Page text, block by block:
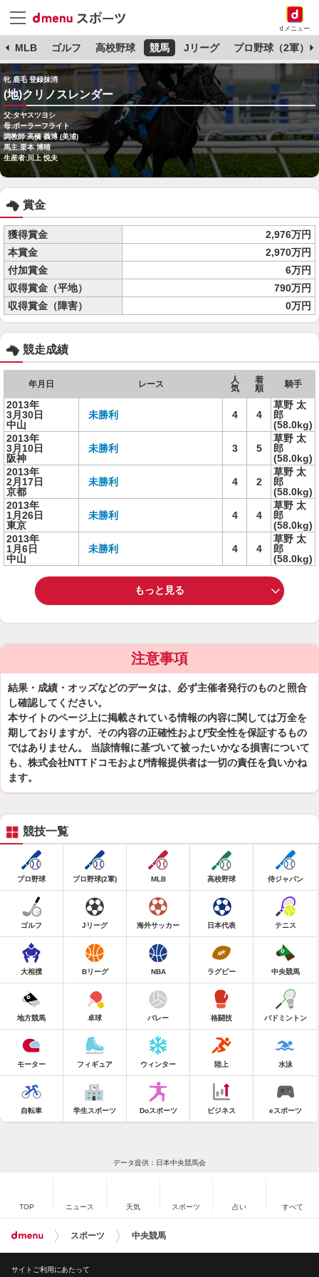
dメニュー
MLB ゴルフ 高校野球 競馬 Jリーグ プロ野球（2軍）
牝 鹿毛 登録抹消
(地)クリノスレンダー
父:タヤスツヨシ
母:ポーラーフライト
調教師:高橋 義博 (美浦)
馬主:栗本 博晴
生産者:川上 悦夫
賞金
獲得賞金
2,976万円
本賞金
2,970万円
付加賞金
6万円
収得賞金（平地）
790万円
収得賞金（障害）
0万円
競走成績
年月日 レース
人
気
着
順
騎手
2013年
3月30日
中山
未勝利 4 4
草野 太
郎
(58.0kg)
2013年
3月10日
阪神
未勝利 3 5
草野 太
郎
(58.0kg)
2013年
2月17日
京都
未勝利 4 2
草野 太
郎
(58.0kg)
2013年
1月26日
東京
未勝利 4 4
草野 太
郎
(58.0kg)
2013年
1月6日
中山
未勝利 4 4
草野 太
郎
(58.0kg)
もっと見る
注意事項
結果・成績・オッズなどのデータは、必ず主催者発行のものと照合
し確認してください。
本サイトのページ上に掲載されている情報の内容に関しては万全を
期しておりますが、その内容の正確性および安全性を保証するもの
ではありません。 当該情報に基づいて被ったいかなる損害について
も、株式会社NTTドコモおよび情報提供者は一切の責任を負いかね
ます。
競技一覧
プロ野球 プロ野球(2軍) MLB 高校野球 侍ジャパン
ゴルフ Jリーグ 海外サッカー 日本代表 テニス
大相撲 Bリーグ NBA ラグビー 中央競馬
地方競馬 卓球 バレー 格闘技 バドミントン
モーター フィギュア ウィンター 陸上 水泳
自転車 学生スポーツ Doスポーツ ビジネス eスポーツ
データ提供：日本中央競馬会
TOP ニュース 天気 スポーツ 占い すべて
スポーツ 中央競馬
サイトご利用にあたって